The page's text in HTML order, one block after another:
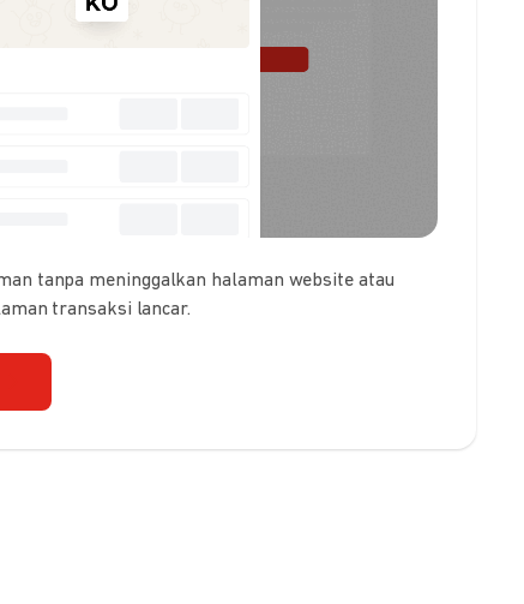
tanpa meninggalkan halaman website atau
transaksi lancar.